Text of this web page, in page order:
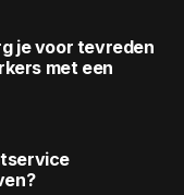
je voor tevreden
met een